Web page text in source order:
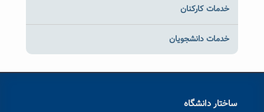
خدمات کارکنان
خدمات دانشجویان
ساختار دانشگاه